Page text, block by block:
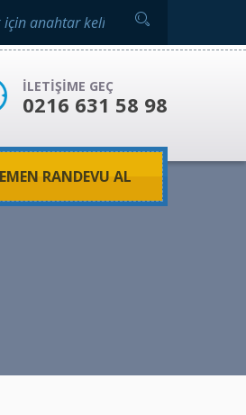
ILETIŞIME GEÇ
0216 631 58 98
RANDEVU AL